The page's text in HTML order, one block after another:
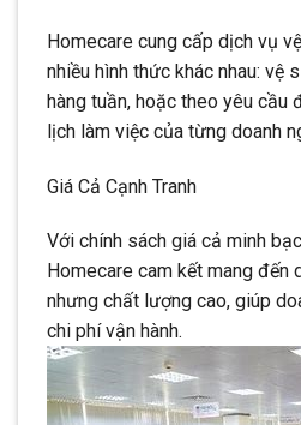
Homecare cung cấp dịch vụ
nhiều hình thức khác nhau: vệ
hàng tuần, hoặc theo yêu cầu
lịch làm việc của từng doanh
Giá Cả Cạnh Tranh
Với chính sách giá cả minh
Homecare cam kết mang đến
nhưng chất lượng cao, giúp
chi phí vận hành.